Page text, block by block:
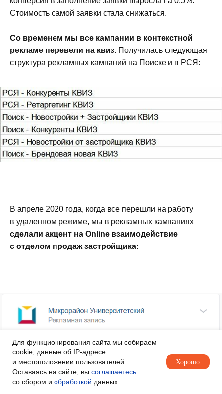
Стоимость самой заявки стала снижаться.
Со временем мы все кампании в контекстной
рекламе перевели на квиз. Получилась следующая
структура рекламных кампаний на Поиске и в РСЯ:
В апреле 2020 года, когда все перешли на работу
в удаленном режиме, мы в рекламных кампаниях
сделали акцент на Online взаимодействие
с отделом продаж застройщика:
Для функционирования сайта мы собираем
cookie, данные об IP-адресе
и местоположении пользователей.
Оставаясь на сайте, вы соглашаетесь
со сбором и обработкой данных.
Хорошо